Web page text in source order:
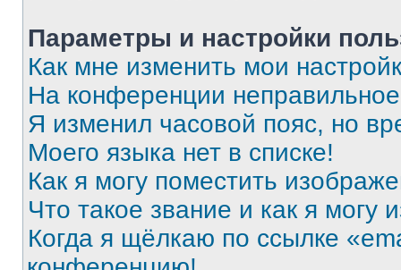
Параметры и настройки
Как мне изменить мои
На конференции
Я изменил часовой пояс, но
Моего языка нет в списке!
Как я могу поместить
Что такое звание и как я могу
Когда я щёлкаю по ссылке